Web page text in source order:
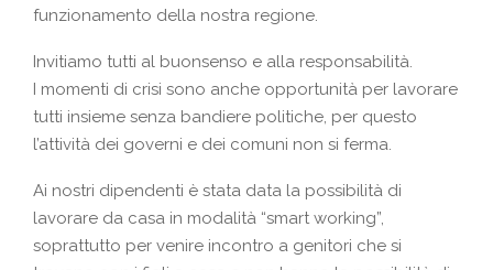
funzionamento della nostra regione.
Invitiamo tutti al buonsenso e alla responsabilità.
I momenti di crisi sono anche opportunità per lavorare
tutti insieme senza bandiere politiche, per questo
l’attività dei governi e dei comuni non si ferma.
Ai nostri dipendenti è stata data la possibilità di
lavorare da casa in modalità “smart working”,
soprattutto per venire incontro a genitori che si